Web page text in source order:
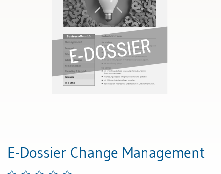
E-Dossier Change Management